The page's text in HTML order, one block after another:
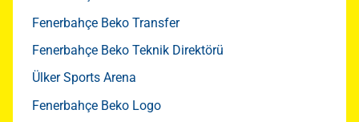
Fenerbahçe Beko Transfer
Fenerbahçe Beko Teknik Direktörü
Ülker Sports Arena
Fenerbahçe Beko Logo